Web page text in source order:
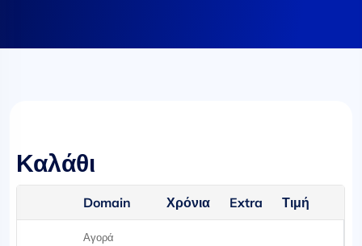
Καλάθι
Domain Χρόνια Extra Τιμή
Αγορά